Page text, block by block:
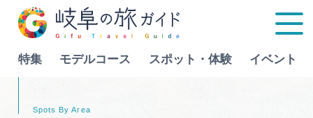
特集 モデルコース スポット・体験 イベント
Language